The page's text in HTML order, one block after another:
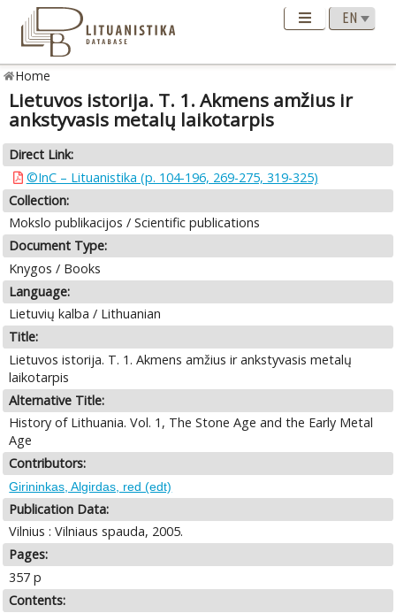
Home
Lietuvos istorija. T. 1. Akmens amžius ir
ankstyvasis metalų laikotarpis
Direct Link:
©InC – Lituanistika (p. 104-196, 269-275, 319-325)
Collection:
Mokslo publikacijos / Scientific publications
Document Type:
Knygos / Books
Language:
Lietuvių kalba / Lithuanian
Title:
Lietuvos istorija. T. 1. Akmens amžius ir ankstyvasis metalų
laikotarpis
Alternative Title:
History of Lithuania. Vol. 1, The Stone Age and the Early Metal
Age
Contributors:
Girininkas, Algirdas, red (edt)
Publication Data:
Vilnius : Vilniaus spauda, 2005.
Pages:
357 p
Contents: